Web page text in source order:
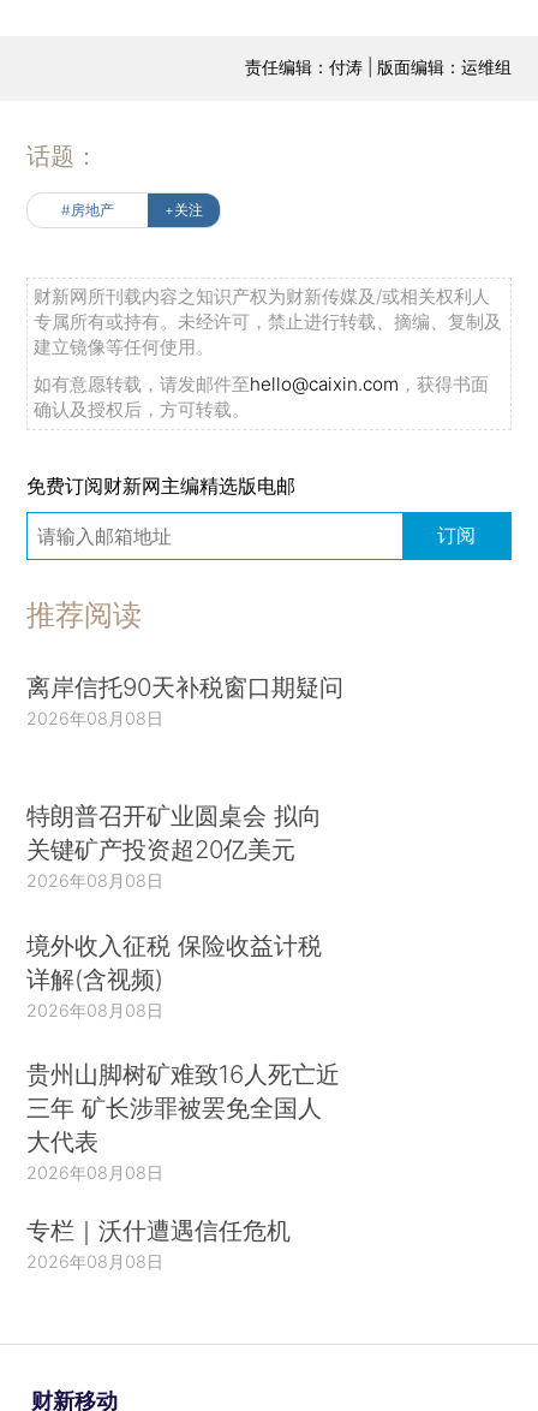
责任编辑：付涛 | 版面编辑：运维组
话题：
#房地产 +关注
财新网所刊载内容之知识产权为财新传媒及/或相关权利人
专属所有或持有。未经许可，禁止进行转载、摘编、复制及
建立镜像等任何使用。
如有意愿转载，请发邮件至hello@caixin.com ，获得书面
确认及授权后，方可转载。
免费订阅财新网主编精选版电邮
订阅
推荐阅读
离岸信托90天补税窗口期疑问
2026年08月08日
特朗普召开矿业圆桌会 拟向
关键矿产投资超20亿美元
2026年08月08日
境外收入征税 保险收益计税
详解(含视频)
2026年08月08日
贵州山脚树矿难致16人死亡近
三年 矿长涉罪被罢免全国人
大代表
2026年08月08日
专栏｜沃什遭遇信任危机
2026年08月08日
财新移动